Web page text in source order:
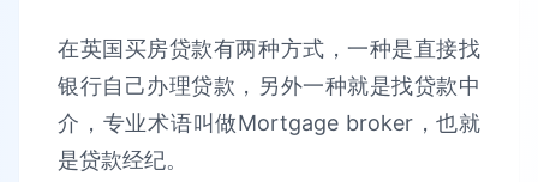
在英国买房贷款有两种方式，一种是直接找
银行自己办理贷款，另外一种就是找贷款中
介，专业术语叫做Mortgage broker，也就
是贷款经纪。